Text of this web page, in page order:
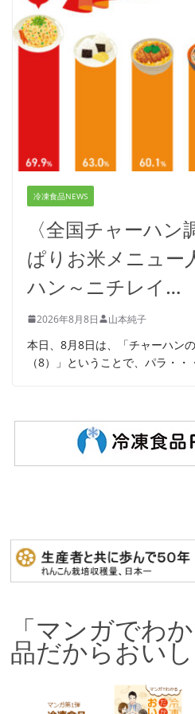
冷凍食品NEWS
〈全国チャーハ
ぱりお米メニュー
ハン～ニチレイ…
2026年8月8日 山本純子
本日、8月8日は、「チャーハン
（8）」ということで、パラ・・
「マンガでわ
品だからおい